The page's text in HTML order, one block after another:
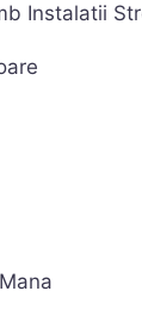
Instalatii